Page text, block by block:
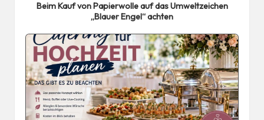
Beim Kauf von Papierwolle auf das Umweltzeichen
„Blauer Engel“ achten